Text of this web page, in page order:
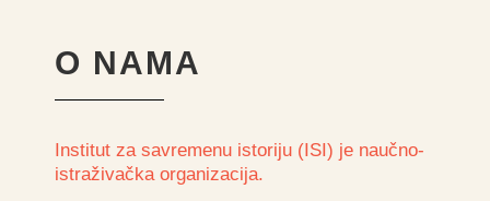
O NAMA
Institut za savremenu istoriju (ISI) je naučno-
istraživačka organizacija.